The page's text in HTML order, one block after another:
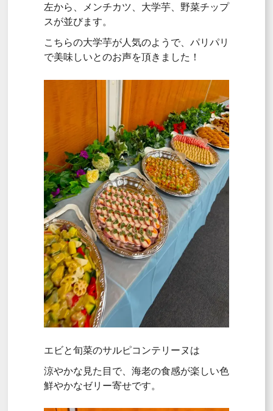
左から、メンチカツ、大学芋、野菜チップ
スが並びます。
こちらの大学芋が人気のようで、パリパリ
で美味しいとのお声を頂きました！
エビと旬菜のサルピコンテリーヌは
涼やかな見た目で、海老の食感が楽しい色
鮮やかなゼリー寄せです。